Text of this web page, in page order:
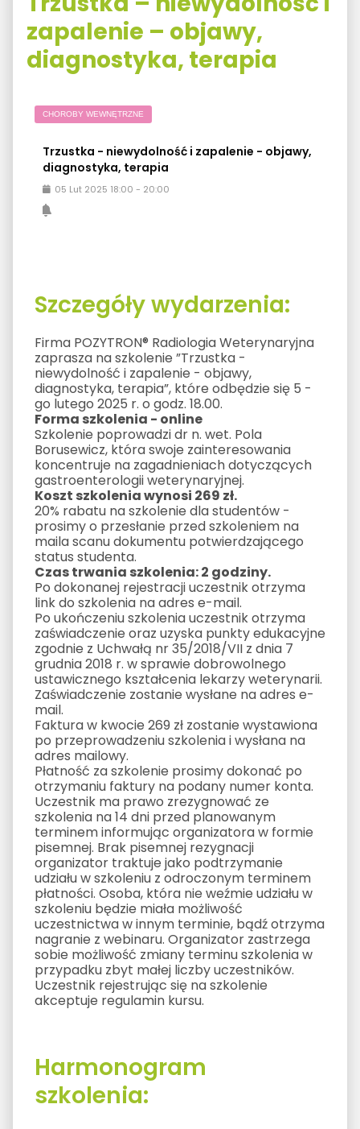
zapalenie – objawy,
diagnostyka, terapia
CHOROBY WEWNĘTRZNE
Trzustka - niewydolność i zapalenie - objawy,
diagnostyka, terapia
05 Lut 2025 18:00 - 20:00
Szczegóły wydarzenia:
Firma POZYTRON® Radiologia Weterynaryjna
zaprasza na szkolenie ”Trzustka -
niewydolność i zapalenie - objawy,
diagnostyka, terapia”, które odbędzie się 5 -
go lutego 2025 r. o godz. 18.00.
Forma szkolenia - online
Szkolenie poprowadzi dr n. wet. Pola
Borusewicz, która swoje zainteresowania
koncentruje na zagadnieniach dotyczących
gastroenterologii weterynaryjnej.
Koszt szkolenia wynosi 269 zł.
20% rabatu na szkolenie dla studentów -
prosimy o przesłanie przed szkoleniem na
maila scanu dokumentu potwierdzającego
status studenta.
Czas trwania szkolenia: 2 godziny.
Po dokonanej rejestracji uczestnik otrzyma
link do szkolenia na adres e-mail.
Po ukończeniu szkolenia uczestnik otrzyma
zaświadczenie oraz uzyska punkty edukacyjne
zgodnie z Uchwałą nr 35/2018/VII z dnia 7
grudnia 2018 r. w sprawie dobrowolnego
ustawicznego kształcenia lekarzy weterynarii.
Zaświadczenie zostanie wysłane na adres e-
mail.
Faktura w kwocie 269 zł zostanie wystawiona
po przeprowadzeniu szkolenia i wysłana na
adres mailowy.
Płatność za szkolenie prosimy dokonać po
otrzymaniu faktury na podany numer konta.
Uczestnik ma prawo zrezygnować ze
szkolenia na 14 dni przed planowanym
terminem informując organizatora w formie
pisemnej. Brak pisemnej rezygnacji
organizator traktuje jako podtrzymanie
udziału w szkoleniu z odroczonym terminem
płatności. Osoba, która nie weźmie udziału w
szkoleniu będzie miała możliwość
uczestnictwa w innym terminie, bądź otrzyma
nagranie z webinaru. Organizator zastrzega
sobie możliwość zmiany terminu szkolenia w
przypadku zbyt małej liczby uczestników.
Uczestnik rejestrując się na szkolenie
akceptuje regulamin kursu.
Harmonogram
szkolenia: